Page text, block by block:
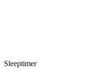
Sleeptimer